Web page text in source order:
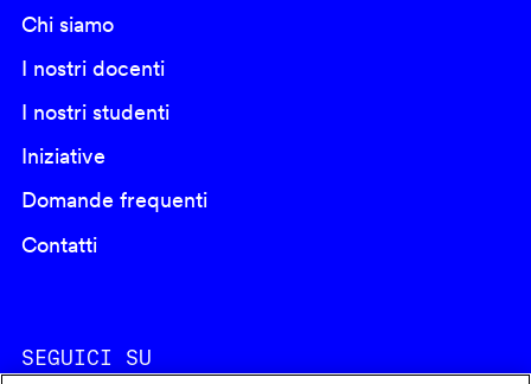
Chi siamo
I nostri docenti
I nostri studenti
Iniziative
Domande frequenti
Contatti
SEGUICI SU